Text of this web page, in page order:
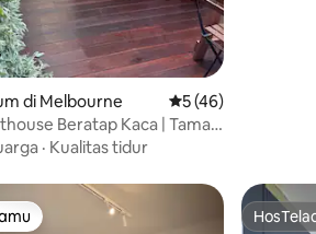
di Melbourne Nilai rata-rata 5 dari
5 (46)
Beratap Kaca | Taman
· Kualitas tidur
terpopuler